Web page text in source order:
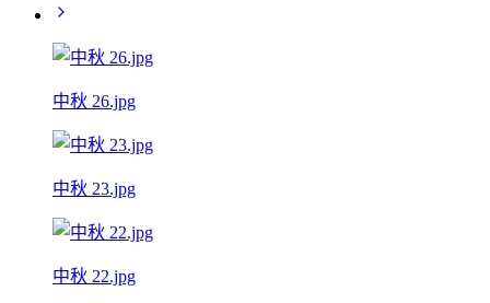
中秋 26.jpg
中秋 23.jpg
中秋 22.jpg